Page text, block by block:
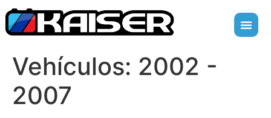
Vehículos: 2002 -
2007